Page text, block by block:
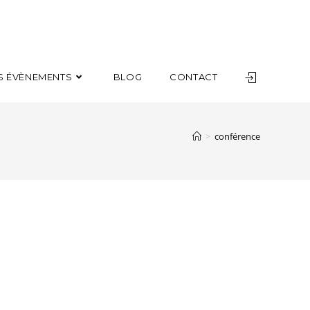
ÉVÈNEMENTS BLOG CONTACT
> conférence